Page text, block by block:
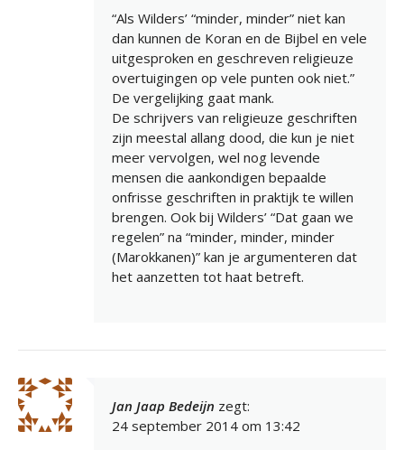
“Als Wilders’ “minder, minder” niet kan
dan kunnen de Koran en de Bijbel en vele
uitgesproken en geschreven religieuze
overtuigingen op vele punten ook niet.”
De vergelijking gaat mank.
De schrijvers van religieuze geschriften
zijn meestal allang dood, die kun je niet
meer vervolgen, wel nog levende
mensen die aankondigen bepaalde
onfrisse geschriften in praktijk te willen
brengen. Ook bij Wilders’ “Dat gaan we
regelen” na “minder, minder, minder
(Marokkanen)” kan je argumenteren dat
het aanzetten tot haat betreft.
Jan Jaap Bedeijn zegt:
24 september 2014 om 13:42